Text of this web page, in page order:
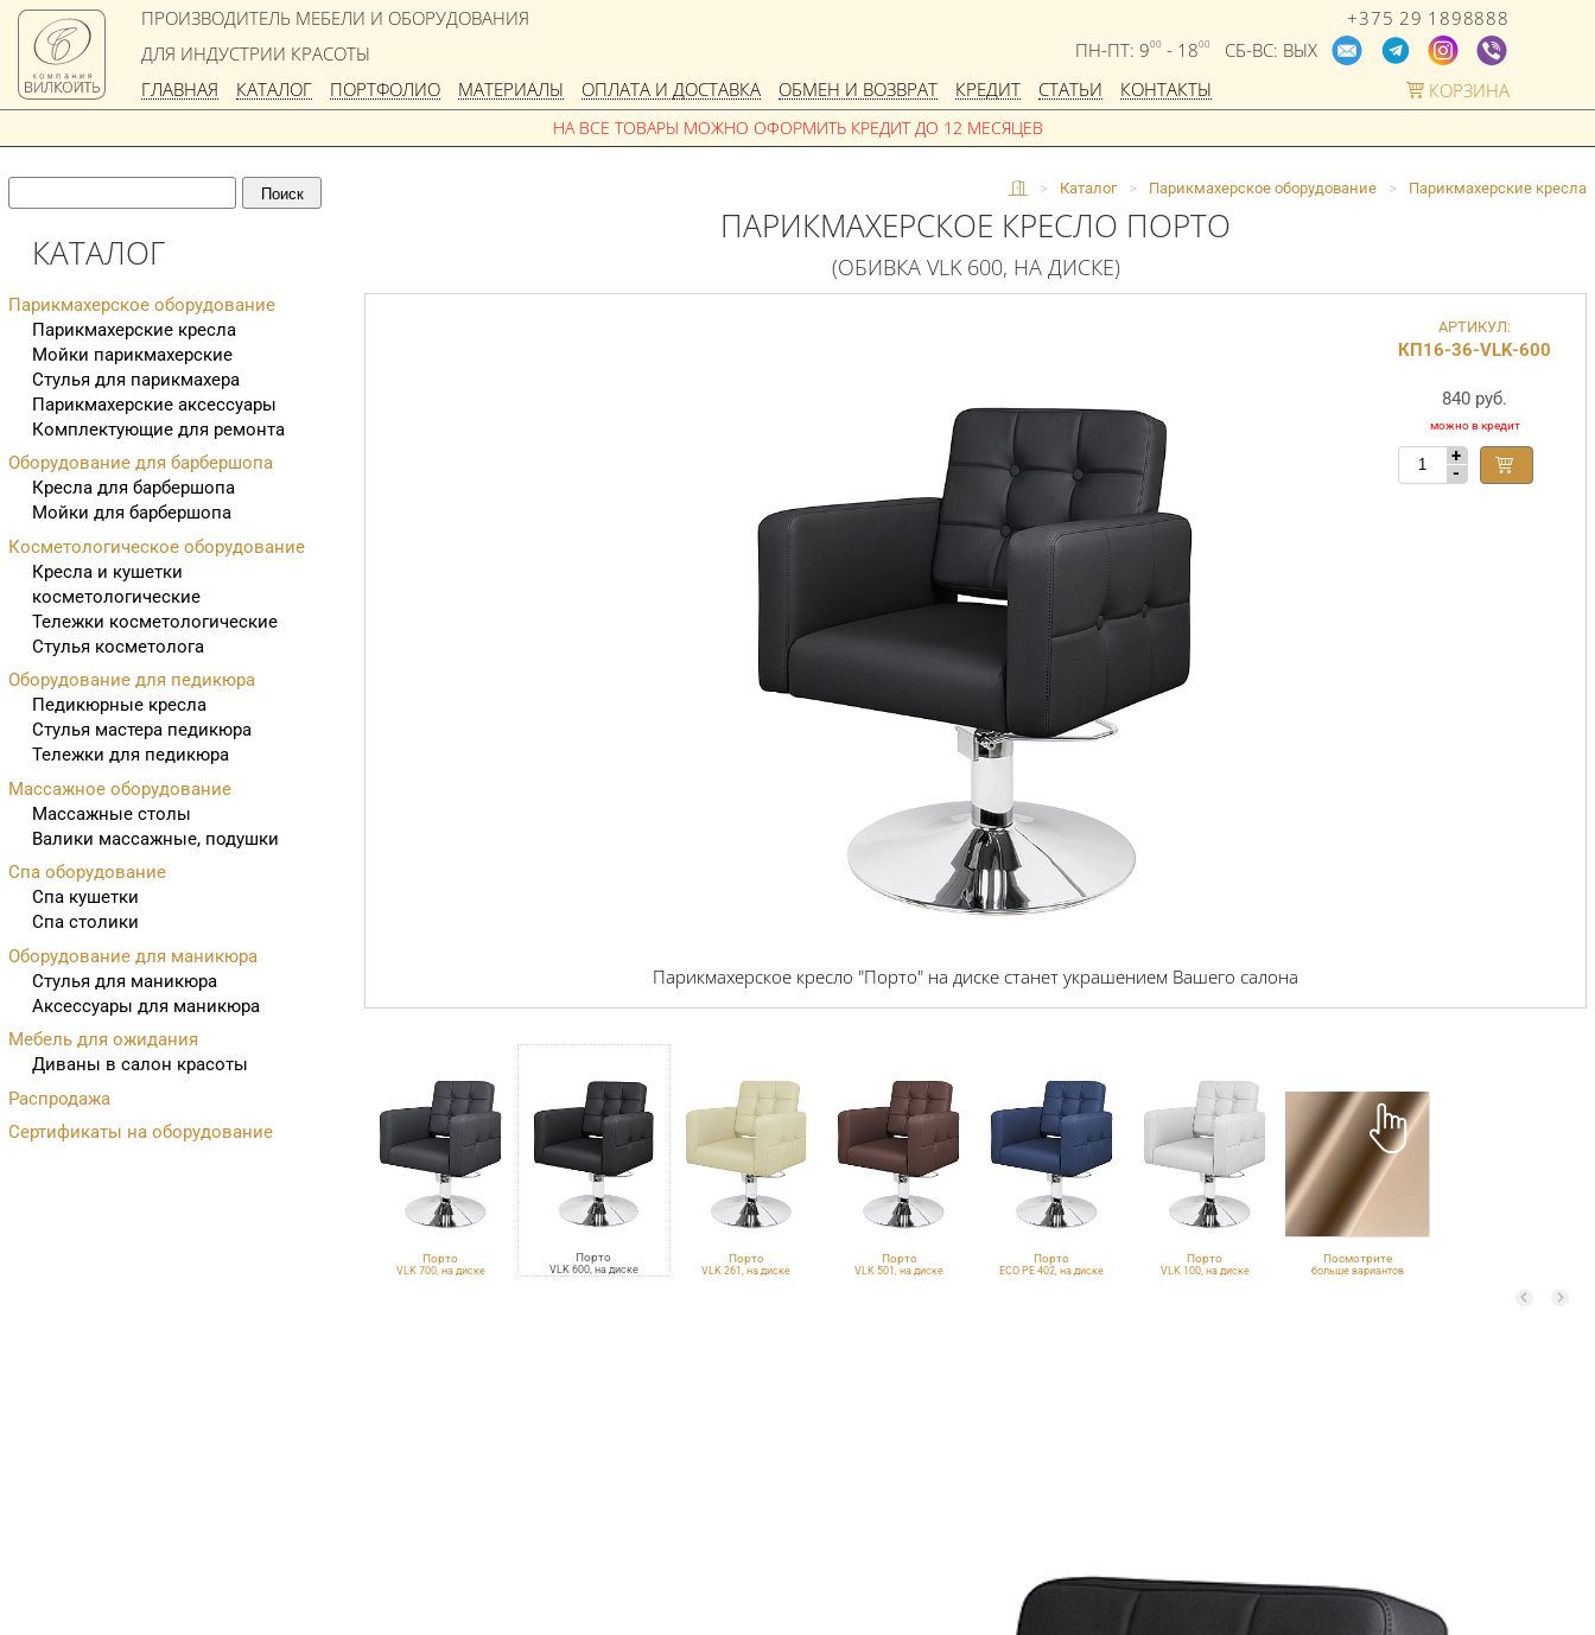
ПРОИЗВОДИТЕЛЬ МЕБЕЛИ И ОБОРУДОВАНИЯ
ДЛЯ ИНДУСТРИИ КРАСОТЫ
+375 29 1898888
ПН-ПТ: 900 - 1800
СБ-ВС: ВЫХ
ГЛАВНАЯ
КАТАЛОГ ПОРТФОЛИО МАТЕРИАЛЫ ОПЛАТА И ДОСТАВКА ОБМЕН И ВОЗВРАТ КРЕДИТ СТАТЬИ КОНТАКТЫ КОРЗИНА
> Каталог > Парикмахерское оборудование > Парикмахерские кресла
ПАРИКМАХЕРСКОЕ КРЕСЛО ПОРТО
(ОБИВКА VLK 600, НА ДИСКЕ)
АРТИКУЛ:
КП16-36-VLK-600
840 руб.
+
-
Парикмахерское кресло "Порто" на диске станет украшением Вашего салона
Порто
VLK 700, на диске
Порто
VLK 600, на диске
Порто
VLK 261, на диске
Порто
VLK 501, на диске
Порто
ECO PE 402, на диске
Порто
VLK 100, на диске
Посмотрите
больше вариантов
КАТАЛОГ
Парикмахерское оборудование
Парикмахерские кресла
Мойки парикмахерские
Стулья для парикмахера
Парикмахерские аксессуары
Комплектующие для ремонта
Оборудование для барбершопа
Кресла для барбершопа
Мойки для барбершопа
Косметологическое оборудование
Кресла и кушетки
косметологические
Тележки косметологические
Стулья косметолога
Оборудование для педикюра
Педикюрные кресла
Стулья мастера педикюра
Тележки для педикюра
Массажное оборудование
Массажные столы
Валики массажные, подушки
Спа оборудование
Спа кушетки
Спа столики
Оборудование для маникюра
Стулья для маникюра
Аксессуары для маникюра
Мебель для ожидания
Диваны в салон красоты
Распродажа
Сертификаты на оборудование